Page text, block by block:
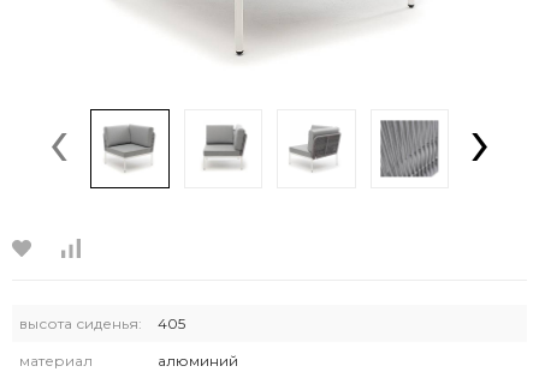
‹ ›
высота сиденья: 405
материал
алюминий